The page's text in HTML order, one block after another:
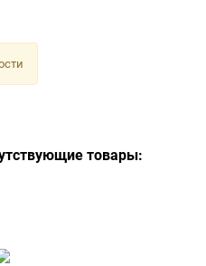
товары: